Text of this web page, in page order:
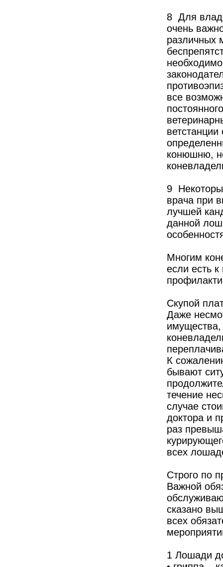
8 Для
очень
различных
все
конюшню,
9
врача при
лучшей
данной
Многим
если есть
Скупой
Даже
К
бывают
течение
случае
доктора и
раз
всех
Строго по
Важной
сказано
всех
1 Лошади